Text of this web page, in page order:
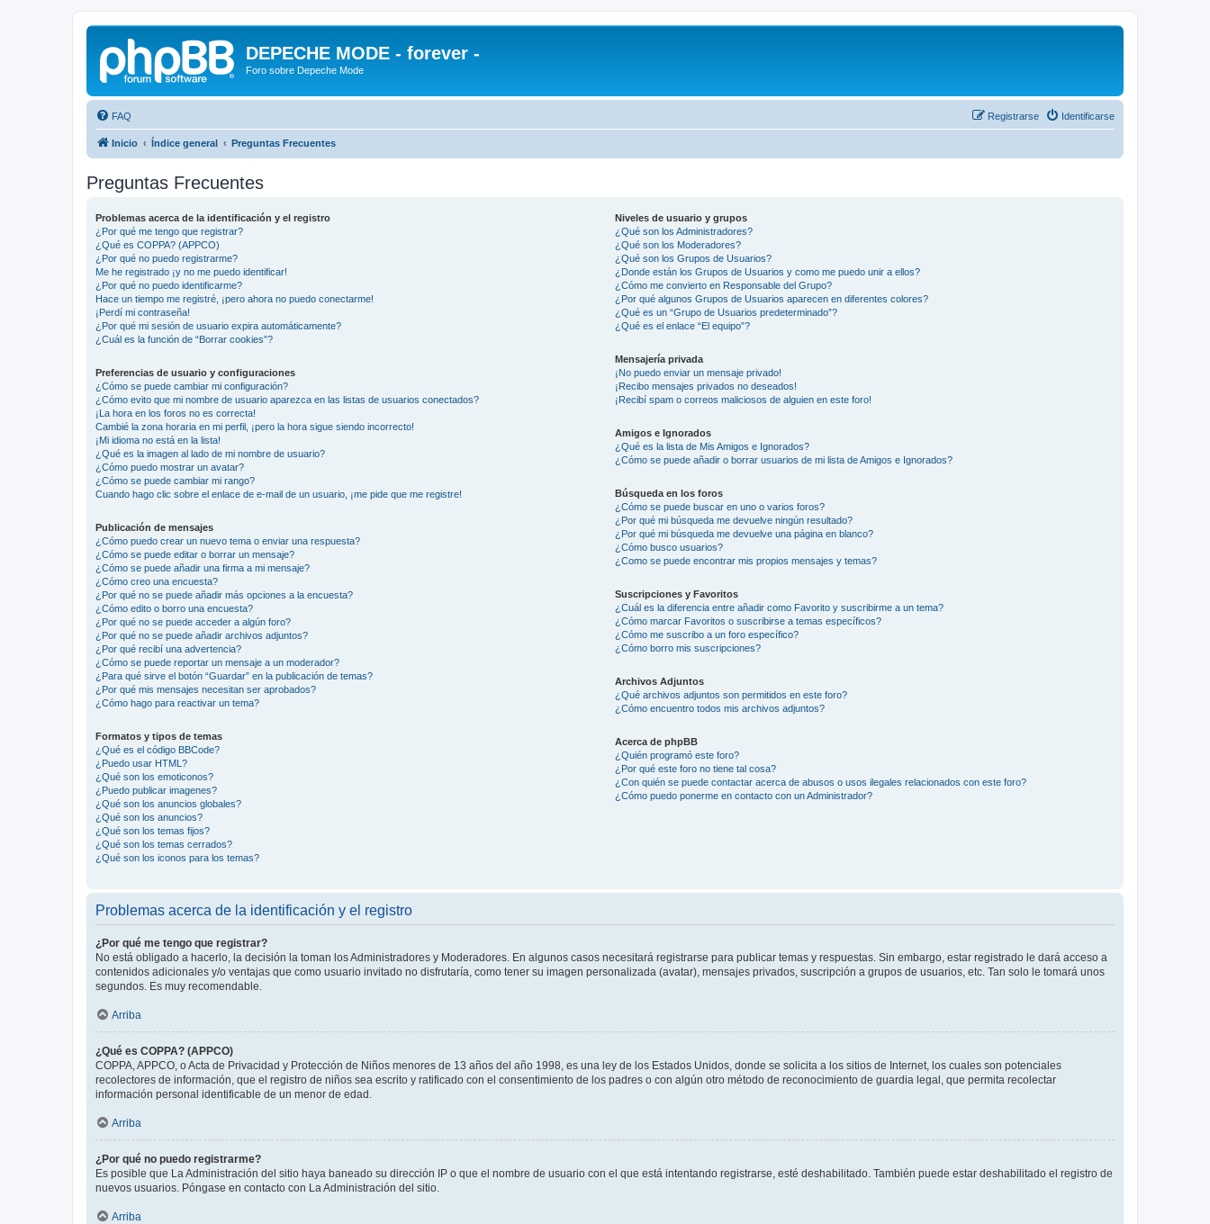
DEPECHE MODE - forever -
Foro sobre Depeche Mode
FAQ Identificarse
Registrarse
Inicio Índice general Preguntas Frecuentes
Preguntas Frecuentes
Problemas acerca de la identificación y el registro
¿Por qué me tengo que registrar?
¿Qué es COPPA? (APPCO)
¿Por qué no puedo registrarme?
Me he registrado ¡y no me puedo identificar!
¿Por qué no puedo identificarme?
Hace un tiempo me registré, ¡pero ahora no puedo conectarme!
¡Perdí mi contraseña!
¿Por qué mi sesión de usuario expira automáticamente?
¿Cuál es la función de “Borrar cookies”?
Preferencias de usuario y configuraciones
¿Cómo se puede cambiar mi configuración?
¿Cómo evito que mi nombre de usuario aparezca en las listas de usuarios conectados?
¡La hora en los foros no es correcta!
Cambié la zona horaria en mi perfil, ¡pero la hora sigue siendo incorrecto!
¡Mi idioma no está en la lista!
¿Qué es la imagen al lado de mi nombre de usuario?
¿Cómo puedo mostrar un avatar?
¿Cómo se puede cambiar mi rango?
Cuando hago clic sobre el enlace de e-mail de un usuario, ¡me pide que me registre!
Publicación de mensajes
¿Cómo puedo crear un nuevo tema o enviar una respuesta?
¿Cómo se puede editar o borrar un mensaje?
¿Cómo se puede añadir una firma a mi mensaje?
¿Cómo creo una encuesta?
¿Por qué no se puede añadir más opciones a la encuesta?
¿Cómo edito o borro una encuesta?
¿Por qué no se puede acceder a algún foro?
¿Por qué no se puede añadir archivos adjuntos?
¿Por qué recibí una advertencia?
¿Cómo se puede reportar un mensaje a un moderador?
¿Para qué sirve el botón “Guardar” en la publicación de temas?
¿Por qué mis mensajes necesitan ser aprobados?
¿Cómo hago para reactivar un tema?
Formatos y tipos de temas
¿Qué es el código BBCode?
¿Puedo usar HTML?
¿Qué son los emoticonos?
¿Puedo publicar imagenes?
¿Qué son los anuncios globales?
¿Qué son los anuncios?
¿Qué son los temas fijos?
¿Qué son los temas cerrados?
¿Qué son los iconos para los temas?
Niveles de usuario y grupos
¿Qué son los Administradores?
¿Qué son los Moderadores?
¿Qué son los Grupos de Usuarios?
¿Donde están los Grupos de Usuarios y como me puedo unir a ellos?
¿Cómo me convierto en Responsable del Grupo?
¿Por qué algunos Grupos de Usuarios aparecen en diferentes colores?
¿Qué es un “Grupo de Usuarios predeterminado”?
¿Qué es el enlace “El equipo”?
Mensajería privada
¡No puedo enviar un mensaje privado!
¡Recibo mensajes privados no deseados!
¡Recibí spam o correos maliciosos de alguien en este foro!
Amigos e Ignorados
¿Qué es la lista de Mis Amigos e Ignorados?
¿Cómo se puede añadir o borrar usuarios de mi lista de Amigos e Ignorados?
Búsqueda en los foros
¿Cómo se puede buscar en uno o varios foros?
¿Por qué mi búsqueda me devuelve ningún resultado?
¿Por qué mi búsqueda me devuelve una página en blanco?
¿Cómo busco usuarios?
¿Como se puede encontrar mis propios mensajes y temas?
Suscripciones y Favoritos
¿Cuál es la diferencia entre añadir como Favorito y suscribirme a un tema?
¿Cómo marcar Favoritos o suscribirse a temas específicos?
¿Cómo me suscribo a un foro específico?
¿Cómo borro mis suscripciones?
Archivos Adjuntos
¿Qué archivos adjuntos son permitidos en este foro?
¿Cómo encuentro todos mis archivos adjuntos?
Acerca de phpBB
¿Quién programó este foro?
¿Por qué este foro no tiene tal cosa?
¿Con quién se puede contactar acerca de abusos o usos ilegales relacionados con este foro?
¿Cómo puedo ponerme en contacto con un Administrador?
Problemas acerca de la identificación y el registro
¿Por qué me tengo que registrar?
No está obligado a hacerlo, la decisión la toman los Administradores y Moderadores. En algunos casos necesitará registrarse para publicar temas y respuestas. Sin embargo, estar registrado le dará acceso a
contenidos adicionales y/o ventajas que como usuario invitado no disfrutaría, como tener su imagen personalizada (avatar), mensajes privados, suscripción a grupos de usuarios, etc. Tan solo le tomará unos
segundos. Es muy recomendable.
Arriba
¿Qué es COPPA? (APPCO)
COPPA, APPCO, o Acta de Privacidad y Protección de Niños menores de 13 años del año 1998, es una ley de los Estados Unidos, donde se solicita a los sitios de Internet, los cuales son potenciales
recolectores de información, que el registro de niños sea escrito y ratificado con el consentimiento de los padres o con algún otro método de reconocimiento de guardia legal, que permita recolectar
información personal identificable de un menor de edad.
Arriba
¿Por qué no puedo registrarme?
Es posible que La Administración del sitio haya baneado su dirección IP o que el nombre de usuario con el que está intentando registrarse, esté deshabilitado. También puede estar deshabilitado el registro de
nuevos usuarios. Póngase en contacto con La Administración del sitio.
Arriba